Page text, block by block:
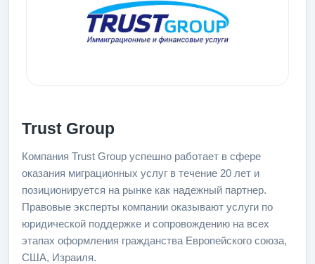
Trust Group
Компания Trust Group успешно работает в сфере
оказания миграционных услуг в течение 20 лет и
позиционируется на рынке как надежный партнер.
Правовые эксперты компании оказывают услуги по
юридической поддержке и сопровождению на всех
этапах оформления гражданства Европейского союза,
США, Израиля.